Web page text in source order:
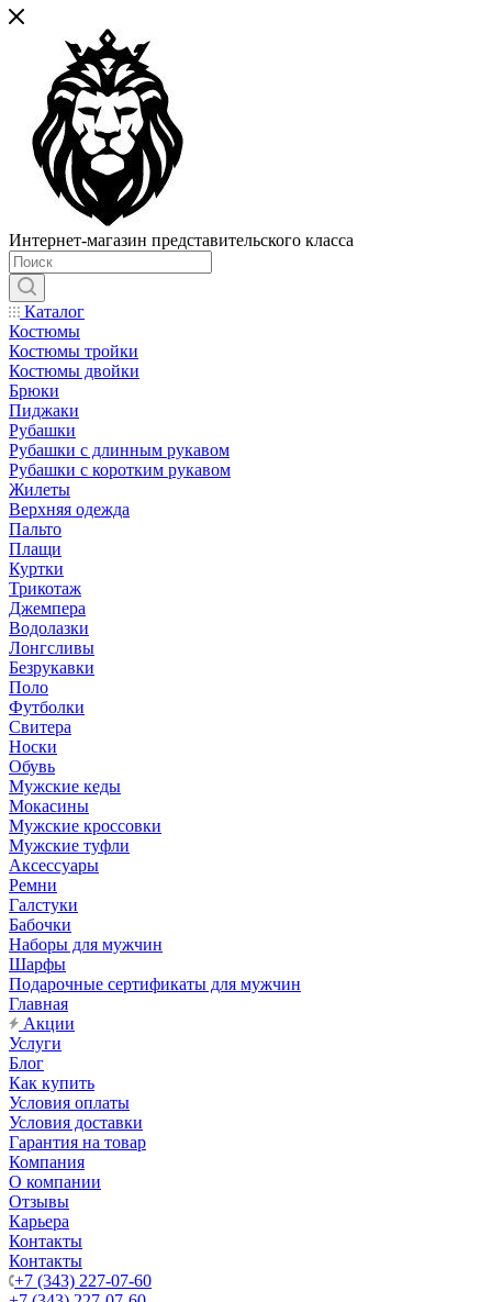
Интернет-магазин представительского класса
Каталог
Костюмы
Костюмы тройки
Костюмы двойки
Брюки
Пиджаки
Рубашки
Рубашки с длинным рукавом
Рубашки с коротким рукавом
Жилеты
Верхняя одежда
Пальто
Плащи
Куртки
Трикотаж
Джемпера
Водолазки
Лонгсливы
Безрукавки
Поло
Футболки
Свитера
Носки
Обувь
Мужские кеды
Мокасины
Мужские кроссовки
Мужские туфли
Аксессуары
Ремни
Галстуки
Бабочки
Наборы для мужчин
Шарфы
Подарочные сертификаты для мужчин
Главная
Акции
Услуги
Блог
Как купить
Условия оплаты
Условия доставки
Гарантия на товар
Компания
О компании
Отзывы
Карьера
Контакты
Контакты
+7 (343) 227-07-60